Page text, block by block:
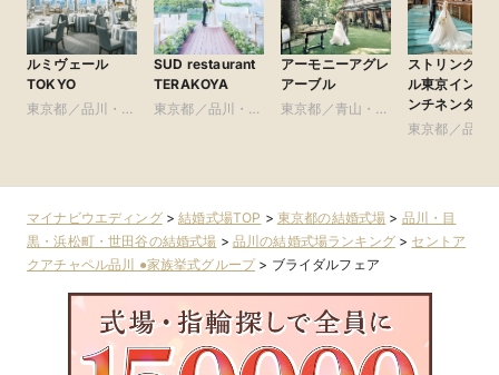
ルミヴェール
TOKYO
東京都／品川・目
SUD restaurant
TERAKOYA
東京都／品川・目
アーモニーアグレ
アーブル
東京都／青山・表
ストリングス
ル東京インタ
ンチネンタル
東京都／品川
マイナビウエディング>結婚式場TOP > 東京都の結婚式場 > 品川・目
黒・浜松町・世田谷の結婚式場 > 品川の結婚式場ランキング> セントア
クアチャペル品川 ●家族挙式グループ> ブライダルフェア